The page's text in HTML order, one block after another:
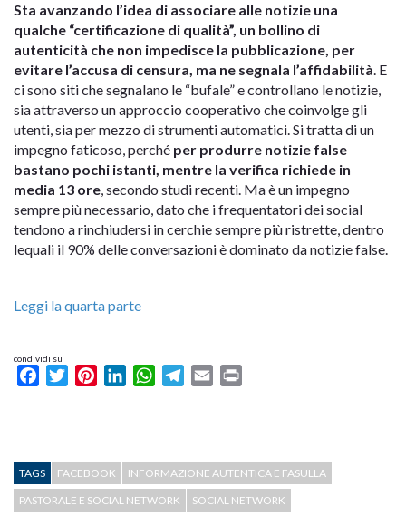
Sta avanzando l’idea di associare alle notizie una
qualche “certificazione di qualità”, un bollino di
autenticità che non impedisce la pubblicazione, per
evitare l’accusa di censura, ma ne segnala l’affidabilità. E
ci sono siti che segnalano le “bufale” e controllano le notizie,
sia attraverso un approccio cooperativo che coinvolge gli
utenti, sia per mezzo di strumenti automatici. Si tratta di un
impegno faticoso, perché per produrre notizie false
bastano pochi istanti, mentre la verifica richiede in
media 13 ore, secondo studi recenti. Ma è un impegno
sempre più necessario, dato che i frequentatori dei social
tendono a rinchiudersi in cerchie sempre più ristrette, dentro
lequali il 90% delle conversazioni è dominato da notizie false.
Leggi la quarta parte
condividi su
FacebookTwitterPinterestLinkedInWhatsAppTelegram
Email
TAGS FACEBOOK
INFORMAZIONE AUTENTICA E FASULLA
PASTORALE E SOCIAL NETWORK
SOCIAL NETWORK